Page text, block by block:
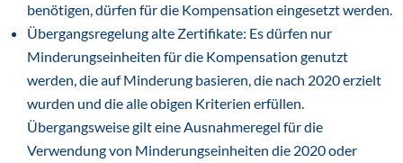
benötigen, dürfen für die Kompensation eingesetzt werden.
Übergangsregelung alte Zertifikate: Es dürfen nur
Minderungseinheiten für die Kompensation genutzt
werden, die auf Minderung basieren, die nach 2020 erzielt
wurden und die alle obigen Kriterien erfüllen.
Übergangsweise gilt eine Ausnahmeregel für die
Verwendung von Minderungseinheiten die 2020 oder